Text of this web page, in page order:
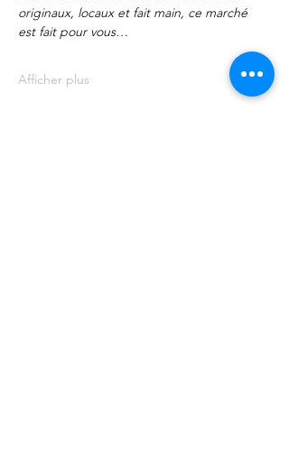
originaux, locaux et fait main, ce marché
est fait pour vous…
Afficher plus